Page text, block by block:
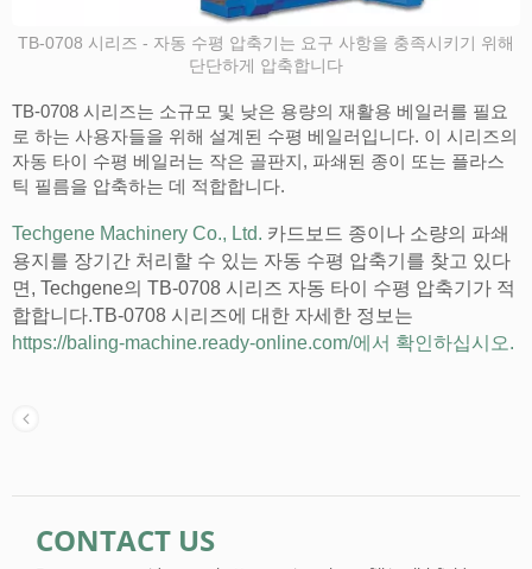
TB-0708 시리즈 - 자동 수평 압축기는 요구 사항을 충족시키기 위해
단단하게 압축합니다
TB-0708 시리즈는 소규모 및 낮은 용량의 재활용 베일러를 필요
로 하는 사용자들을 위해 설계된 수평 베일러입니다. 이 시리즈의
자동 타이 수평 베일러는 작은 골판지, 파쇄된 종이 또는 플라스
틱 필름을 압축하는 데 적합합니다.
Techgene Machinery Co., Ltd. 카드보드 종이나 소량의 파쇄
용지를 장기간 처리할 수 있는 자동 수평 압축기를 찾고 있다
면, Techgene의 TB-0708 시리즈 자동 타이 수평 압축기가 적
합합니다.TB-0708 시리즈에 대한 자세한 정보는
https://baling-machine.ready-online.com/에서 확인하십시오.